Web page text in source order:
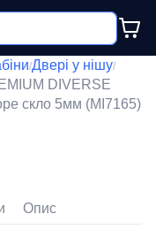
/Двері у нішу/
DIVERSE
скло 5мм (MI7165)
Опис